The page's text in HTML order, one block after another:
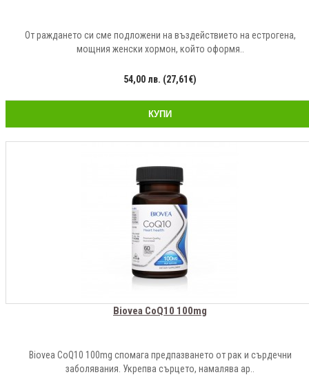
От раждането си сме подложени на въздействието на естрогена,
мощния женски хормон, който оформя..
54,00 лв. (27,61€)
КУПИ
Biovea CoQ10 100mg
Biovea CoQ10 100mg спомага предпазването от рак и сърдечни
заболявания. Укрепва сърцето, намалява ар..